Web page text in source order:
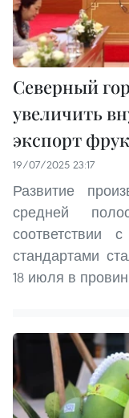
Северный
увеличить
экспорт
19/07/2025 23:17
Развитие
средней
соответствии
стандартами
18 июля в